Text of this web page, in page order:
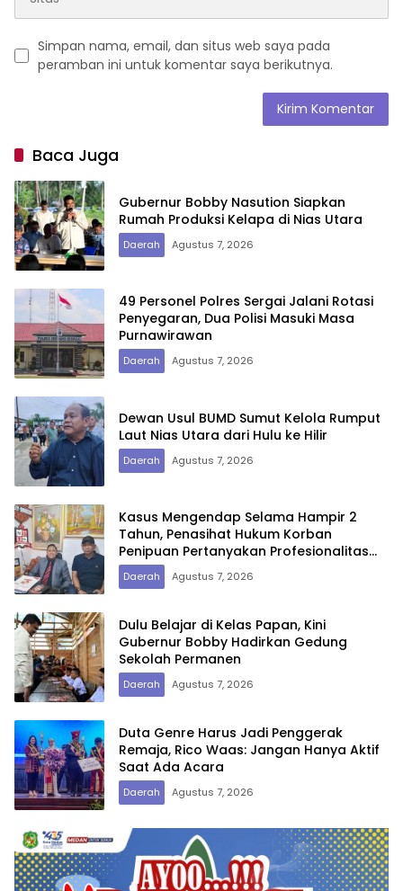
Simpan nama, email, dan situs web saya pada
peramban ini untuk komentar saya berikutnya.
Baca Juga
Gubernur Bobby Nasution Siapkan
Rumah Produksi Kelapa di Nias Utara
Daerah Agustus 7, 2026
49 Personel Polres Sergai Jalani Rotasi
Penyegaran, Dua Polisi Masuki Masa
Purnawirawan
Daerah Agustus 7, 2026
Dewan Usul BUMD Sumut Kelola Rumput
Laut Nias Utara dari Hulu ke Hilir
Daerah Agustus 7, 2026
Kasus Mengendap Selama Hampir 2
Tahun, Penasihat Hukum Korban
Penipuan Pertanyakan Profesionalitas
Penyidik Polres Tebing Tinggi
Daerah Agustus 7, 2026
Dulu Belajar di Kelas Papan, Kini
Gubernur Bobby Hadirkan Gedung
Sekolah Permanen
Daerah Agustus 7, 2026
Duta Genre Harus Jadi Penggerak
Remaja, Rico Waas: Jangan Hanya Aktif
Saat Ada Acara
Daerah Agustus 7, 2026